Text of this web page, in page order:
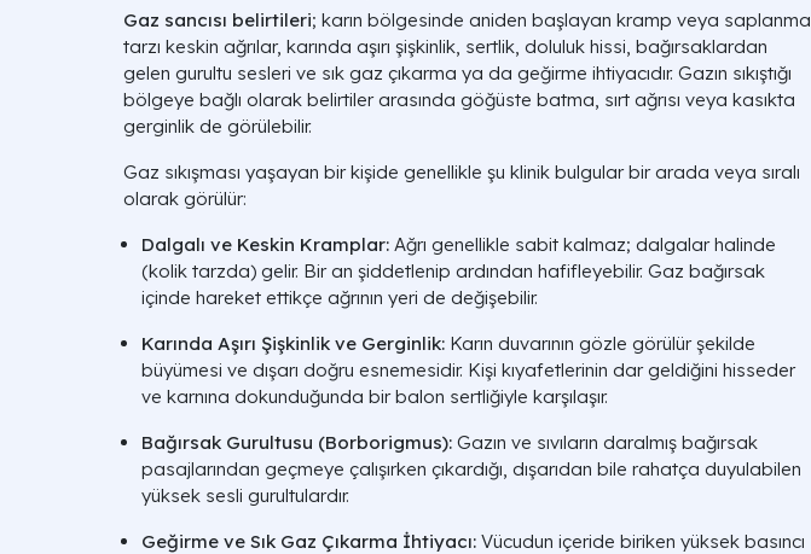
Gaz sancısı belirtileri; karın bölgesinde aniden başlayan kramp veya saplanma
tarzı keskin ağrılar, karında aşırı şişkinlik, sertlik, doluluk hissi, bağırsaklardan
gelen gurultu sesleri ve sık gaz çıkarma ya da geğirme ihtiyacıdır. Gazın sıkıştığı
bölgeye bağlı olarak belirtiler arasında göğüste batma, sırt ağrısı veya kasıkta
gerginlik de görülebilir.
Gaz sıkışması yaşayan bir kişide genellikle şu klinik bulgular bir arada veya sıralı
olarak görülür:
Dalgalı ve Keskin Kramplar: Ağrı genellikle sabit kalmaz; dalgalar halinde
(kolik tarzda) gelir. Bir an şiddetlenip ardından hafifleyebilir. Gaz bağırsak
içinde hareket ettikçe ağrının yeri de değişebilir.
Karında Aşırı Şişkinlik ve Gerginlik: Karın duvarının gözle görülür şekilde
büyümesi ve dışarı doğru esnemesidir. Kişi kıyafetlerinin dar geldiğini hisseder
ve karnına dokunduğunda bir balon sertliğiyle karşılaşır.
Bağırsak Gurultusu (Borborigmus): Gazın ve sıvıların daralmış bağırsak
pasajlarından geçmeye çalışırken çıkardığı, dışarıdan bile rahatça duyulabilen
yüksek sesli gurultulardır.
Geğirme ve Sık Gaz Çıkarma İhtiyacı: Vücudun içeride biriken yüksek basıncı